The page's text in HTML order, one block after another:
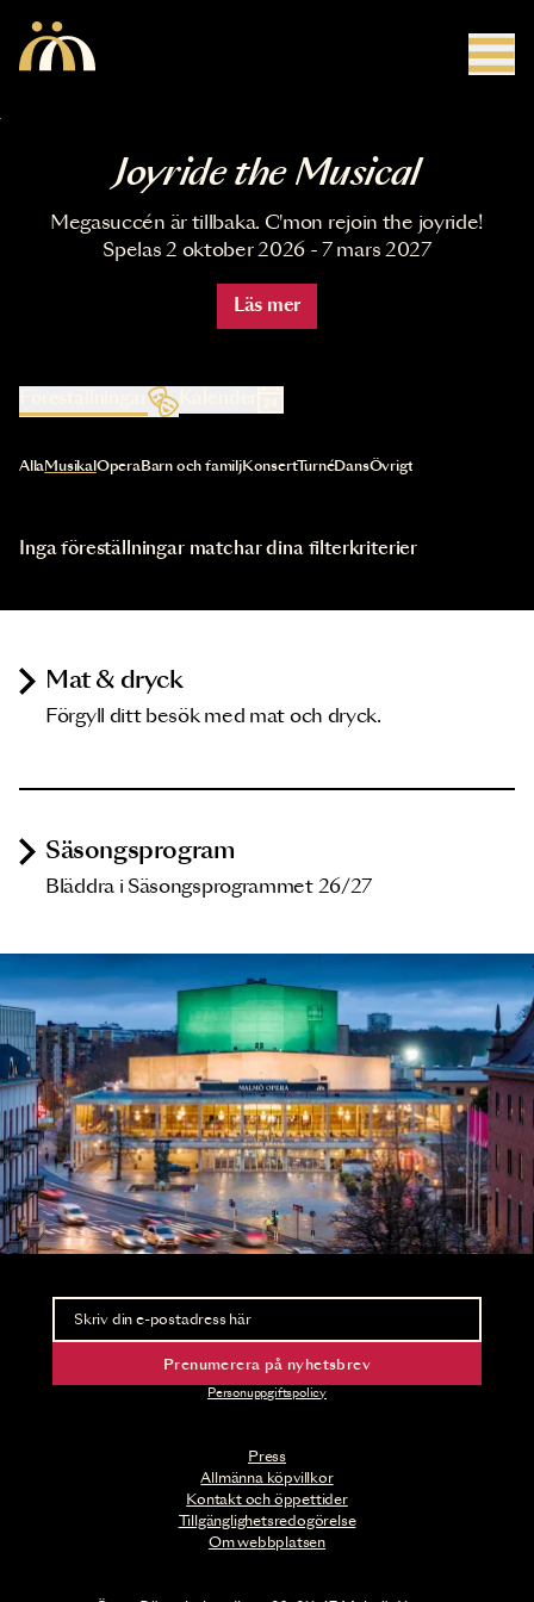
Joyride the Musical
Megasuccén är tillbaka. C'mon rejoin the joyride!
Spelas 2 oktober 2026 - 7 mars 2027
Läs mer
Kalender
Val av kategori uppdaterar innehållet automatiskt
AllaMusikal OperaBarn och familjKonsertTurnéDansÖvrigt
Inga föreställningar matchar dina filterkriterier
Mat & dryck
Förgyll ditt besök med mat och dryck.
Säsongsprogram
Bläddra i Säsongsprogrammet 26/27
Press
Allmänna köpvillkor
Kontakt och öppettider
Tillgänglighetsredogörelse
Om webbplatsen
Nyhetsbrev
Ta del av förhandsinformation och biljettsläpp.
Prenumerera på nyhetsbrev
Personuppgiftspolicy